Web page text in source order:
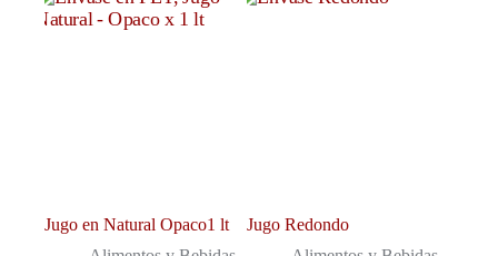
Jugo en Natural Opaco1 lt
Jugo Redondo